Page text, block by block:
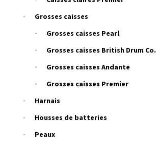
Grosses caisses
Grosses caisses Pearl
Grosses caisses British Drum Co.
Grosses caisses Andante
Grosses caisses Premier
Harnais
Housses de batteries
Peaux